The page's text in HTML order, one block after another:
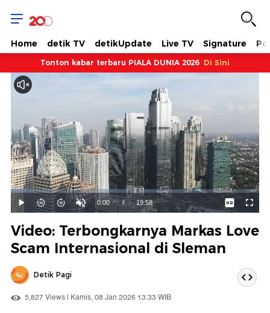
Home detik TV detikUpdate Live TV Signature
Tonton kabar terbaru PIALA DUNIA 2026 Di Sini
Mainkan
Suara
Hidup
Waktu
0:00 / Durasi
19:58
Dimuat:
5.01%
Video: Terbongkarnya Markas Love
Scam Internasional di Sleman
Detik Pagi
5,827 Views | Kamis, 08 Jan 2026 13:33 WIB